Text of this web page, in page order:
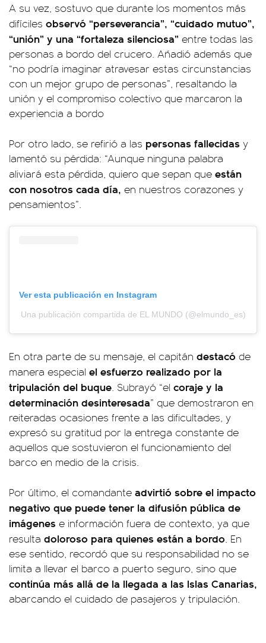
A su vez, sostuvo que durante los momentos más
difíciles observó “perseverancia”, “cuidado mutuo”,
“unión” y una “fortaleza silenciosa” entre todas las
personas a bordo del crucero. Añadió además que
“no podría imaginar atravesar estas circunstancias
con un mejor grupo de personas”, resaltando la
unión y el compromiso colectivo que marcaron la
experiencia a bordo
Por otro lado, se refirió a las personas fallecidas y
lamentó su pérdida: “Aunque ninguna palabra
aliviará esta pérdida, quiero que sepan que están
con nosotros cada día, en nuestros corazones y
pensamientos”.
Ver esta publicación en Instagram
Una publicación compartida de EL MUNDO (@elmundo_es)
En otra parte de su mensaje, el capitán destacó de
manera especial el esfuerzo realizado por la
tripulación del buque. Subrayó “el coraje y la
determinación desinteresada” que demostraron en
reiteradas ocasiones frente a las dificultades, y
expresó su gratitud por la entrega constante de
aquellos que sostuvieron el funcionamiento del
barco en medio de la crisis.
Por último, el comandante advirtió sobre el impacto
negativo que puede tener la difusión pública de
imágenes e información fuera de contexto, ya que
resulta doloroso para quienes están a bordo. En
ese sentido, recordó que su responsabilidad no se
limita a llevar el barco a puerto seguro, sino que
continúa más allá de la llegada a las Islas Canarias,
abarcando el cuidado de pasajeros y tripulación.